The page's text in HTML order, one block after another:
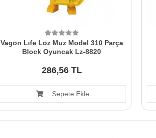
Vagon Lıfe Loz Muz Model 310 Parça
Block Oyuncak Lz-8820
286,56 TL
Sepete Ekle